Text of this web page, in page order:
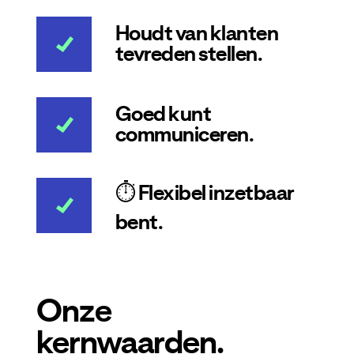
Houdt van klanten
tevreden stellen.
Goed kunt
communiceren.
⏱️ Flexibel inzetbaar
bent.
Onze
kernwaarden.